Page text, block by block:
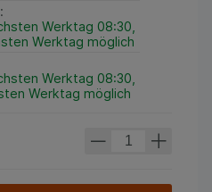
:
Werktag 08:30,
Werktag möglich
Werktag 08:30,
Werktag möglich